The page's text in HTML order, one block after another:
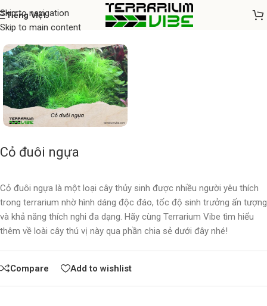
Skip to navigation
Skip to main content
Tiếng Việt
Home/Cây thủy sinh
Cỏ đuôi ngựa
Cỏ đuôi ngựa là một loại cây thủy sinh được nhiều người yêu thích
trong terrarium nhờ hình dáng độc đáo, tốc độ sinh trưởng ấn tượng
và khả năng thích nghi đa dạng. Hãy cùng Terrarium Vibe tìm hiểu
thêm về loài cây thú vị này qua phần chia sẻ dưới đây nhé!
Compare Add to wishlist